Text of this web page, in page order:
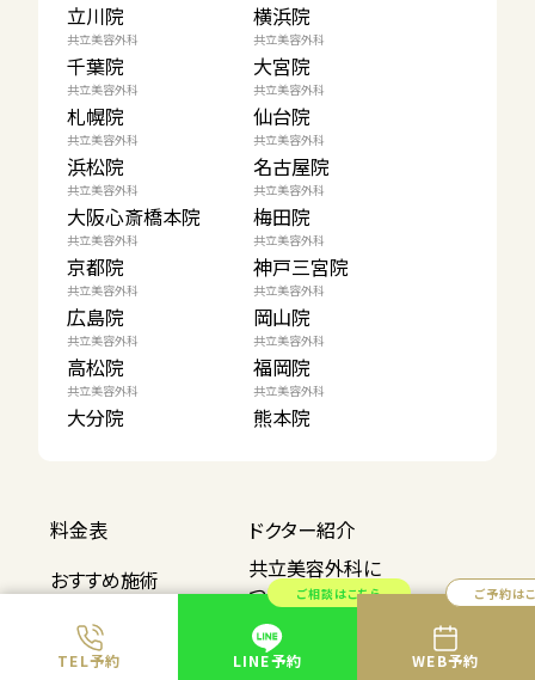
TEL予約
ご相談はこちら
LINE予約
ご予約は
WEB予約
立川院 横浜院
共立美容外科
千葉院
共立美容外科
大宮院
共立美容外科
札幌院
共立美容外科
仙台院
共立美容外科
浜松院
共立美容外科
名古屋院
共立美容外科
大阪心斎橋本院
共立美容外科
梅田院
共立美容外科
京都院
共立美容外科
神戸三宮院
共立美容外科
広島院
共立美容外科
岡山院
共立美容外科
高松院
共立美容外科
福岡院
共立美容外科
大分院
共立美容外科
熊本院
料金表
ドクター紹介
おすすめ施術
共立美容外科に
ついて
公式コラム
地域別施術解説
共立ブランドの